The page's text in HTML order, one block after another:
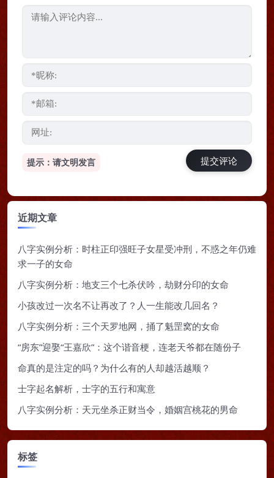
提示：请文明发言
近期文章
八字实例分析：时柱正印强旺子女星受冲刑，不惑之年仍难
求一子的女命
八字实例分析：地支三个七杀伏吟，劫财分印的女命
小孩改过一次名不让再改了？人一生能改几回名？
八字实例分析：三个天罗地网，捅了魁罡窝的女命
“房东”迎娶“王嘉欣”：这个谐音梗，连老天爷都在随份子
命真的是注定的吗？为什么有的人却越活越顺？
士字起名解析，士字的五行和寓意
八字实例分析：天元坐杀正财当令，婚姻宫桃花的男命
标签